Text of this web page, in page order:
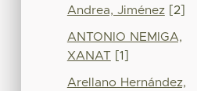
Andrea, Jiménez[2]
ANTONIO NEMIGA,
XANAT[1]
Arellano Hernández,